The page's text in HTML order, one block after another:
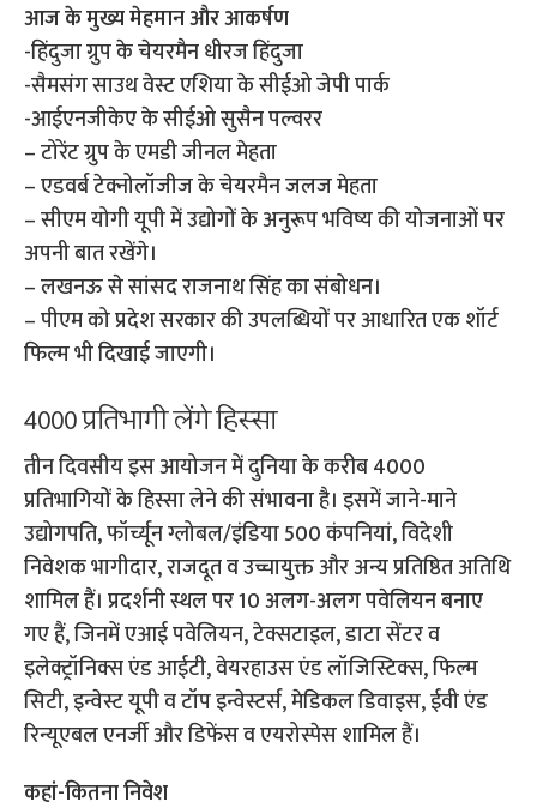
आज के मुख्य मेहमान और आकर्षण
-हिंदुजा ग्रुप के चेयरमैन धीरज हिंदुजा
-सैमसंग साउथ वेस्ट एशिया के सीईओ जेपी पार्क
-आईएनजीकेए के सीईओ सुसैन पल्वरर
– टोरेंट ग्रुप के एमडी जीनल मेहता
– एडवर्ब टेक्नोलॉजीज के चेयरमैन जलज मेहता
– सीएम योगी यूपी में उद्योगों के अनुरूप भविष्य की योजनाओं पर
अपनी बात रखेंगे।
– लखनऊ से सांसद राजनाथ सिंह का संबोधन।
– पीएम को प्रदेश सरकार की उपलब्धियों पर आधारित एक शॉर्ट
फिल्म भी दिखाई जाएगी।
4000 प्रतिभागी लेंगे हिस्सा
तीन दिवसीय इस आयोजन में दुनिया के करीब 4000
प्रतिभागियों के हिस्सा लेने की संभावना है। इसमें जाने-माने
उद्योगपति, फॉर्च्यून ग्लोबल/इंडिया 500 कंपनियां, विदेशी
निवेशक भागीदार, राजदूत व उच्चायुक्त और अन्य प्रतिष्ठित अतिथि
शामिल हैं। प्रदर्शनी स्थल पर 10 अलग-अलग पवेलियन बनाए
गए हैं, जिनमें एआई पवेलियन, टेक्सटाइल, डाटा सेंटर व
इलेक्ट्रॉनिक्स एंड आईटी, वेयरहाउस एंड लॉजिस्टिक्स, फिल्म
सिटी, इन्वेस्ट यूपी व टॉप इन्वेस्टर्स, मेडिकल डिवाइस, ईवी एंड
रिन्यूएबल एनर्जी और डिफेंस व एयरोस्पेस शामिल हैं।
कहां-कितना निवेश